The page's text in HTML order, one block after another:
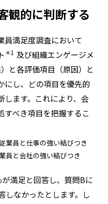
観的に判断する
員満足度調査において
＊1 及び組織エンゲージメ
と各評価項目（原因）と
にし、どの項目を優先的
します。これにより、会
すべき項目を把握するこ
業員と仕事の強い結びつき
員と会社の強い結びつき
満足と回答し、質問Bに
しなかったとします。し